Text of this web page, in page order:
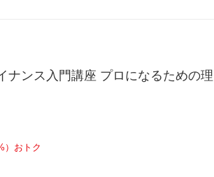
ナンス入門講座 プロになるための理
）おトク